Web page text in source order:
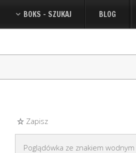
BOKS - SZUKAJ BLOG
Zapisz
Poglądówka ze znakiem wodnym